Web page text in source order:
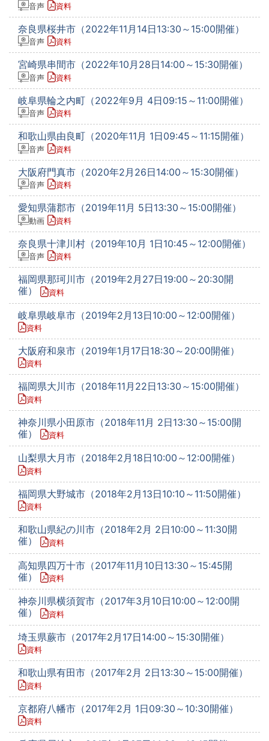
音声 資料
奈良県桜井市（2022年11月14日13:30～15:00開催）
音声 資料
宮崎県串間市（2022年10月28日14:00～15:30開催）
音声 資料
岐阜県輪之内町（2022年9月 4日09:15～11:00開催）
音声 資料
和歌山県由良町（2020年11月 1日09:45～11:15開催）
音声 資料
大阪府門真市（2020年2月26日14:00～15:30開催）
音声 資料
愛知県蒲郡市（2019年11月 5日13:30～15:00開催）
動画 資料
奈良県十津川村（2019年10月 1日10:45～12:00開催）
音声 資料
福岡県那珂川市（2019年2月27日19:00～20:30開
催）
資料
岐阜県岐阜市（2019年2月13日10:00～12:00開催）
資料
大阪府和泉市（2019年1月17日18:30～20:00開催）
資料
福岡県大川市（2018年11月22日13:30～15:00開催）
資料
神奈川県小田原市（2018年11月 2日13:30～15:00開
催）
資料
山梨県大月市（2018年2月18日10:00～12:00開催）
資料
福岡県大野城市（2018年2月13日10:10～11:50開催）
資料
和歌山県紀の川市（2018年2月 2日10:00～11:30開
催）
資料
高知県四万十市（2017年11月10日13:30～15:45開
催）
資料
神奈川県横須賀市（2017年3月10日10:00～12:00開
催）
資料
埼玉県蕨市（2017年2月17日14:00～15:30開催）
資料
和歌山県有田市（2017年2月 2日13:30～15:00開催）
資料
京都府八幡市（2017年2月 1日09:30～10:30開催）
資料